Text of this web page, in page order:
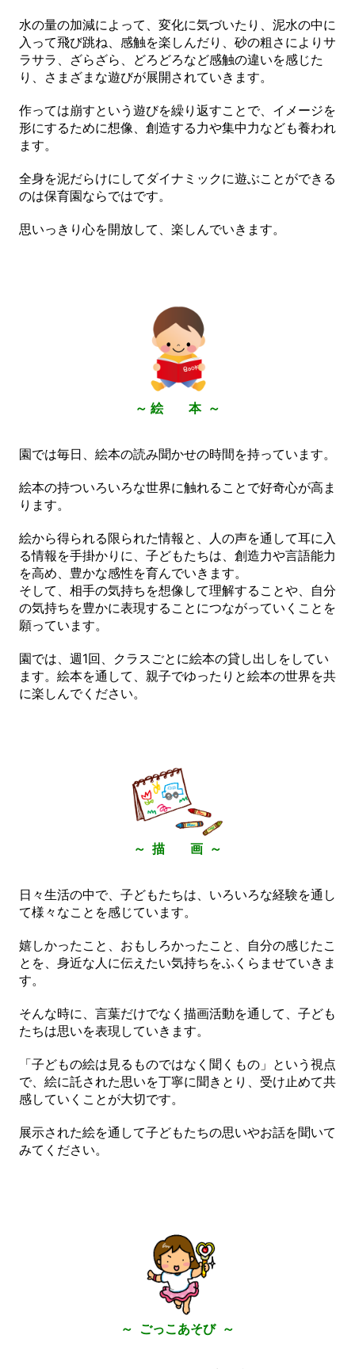
水の量の加減によって、変化に気づいたり、泥水の中に
入って飛び跳ね、感触を楽しんだり、砂の粗さによりサ
ラサラ、ざらざら、どろどろなど感触の違いを感じた
り、さまざまな遊びが展開されていきます。
作っては崩すという遊びを繰り返すことで、イメージを
形にするために想像、創造する力や集中力なども養われ
ます。
全身を泥だらけにしてダイナミックに遊ぶことができる
のは保育園ならではです。
思いっきり心を開放して、楽しんでいきます。
～ 絵 本 ～
園では毎日、絵本の読み聞かせの時間を持っています。
絵本の持ついろいろな世界に触れることで好奇心が高ま
ります。
絵から得られる限られた情報と、人の声を通して耳に入
る情報を手掛かりに、子どもたちは、創造力や言語能力
を高め、豊かな感性を育んでいきます。
そして、相手の気持ちを想像して理解することや、自分
の気持ちを豊かに表現することにつながっていくことを
願っています。
園では、週1回、クラスごとに絵本の貸し出しをしてい
ます。絵本を通して、親子でゆったりと絵本の世界を共
に楽しんでください。
～ 描 画 ～
日々生活の中で、子どもたちは、いろいろな経験を通し
て様々なことを感じています。
嬉しかったこと、おもしろかったこと、自分の感じたこ
とを、身近な人に伝えたい気持ちをふくらませていきま
す。
そんな時に、言葉だけでなく描画活動を通して、子ども
たちは思いを表現していきます。
「子どもの絵は見るものではなく聞くもの」という視点
で、絵に託された思いを丁寧に聞きとり、受け止めて共
感していくことが大切です。
展示された絵を通して子どもたちの思いやお話を聞いて
みてください。
～ ごっこあそび ～